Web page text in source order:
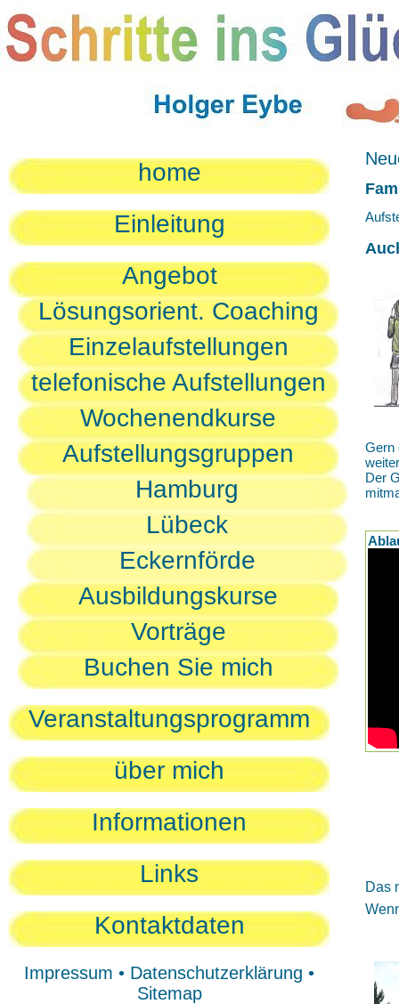
home
Einleitung
Angebot
Lösungsorient. Coaching
Einzelaufstellungen
telefonische Aufstellungen
Wochenendkurse
Aufstellungsgruppen
Hamburg
Lübeck
Eckernförde
Ausbildungskurse
Vorträge
Buchen Sie mich
Veranstaltungsprogramm
über mich
Informationen
Links
Kontaktdaten
Impressum • Datenschutzerklärung •
Sitemap
Gern
Der
Das